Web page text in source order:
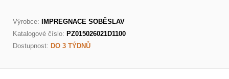
Výrobce:
IMPREGNACE SOBĚSLAV
Katalogové číslo: PZ015026021D1100
Dostupnost: DO 3 TÝDNŮ